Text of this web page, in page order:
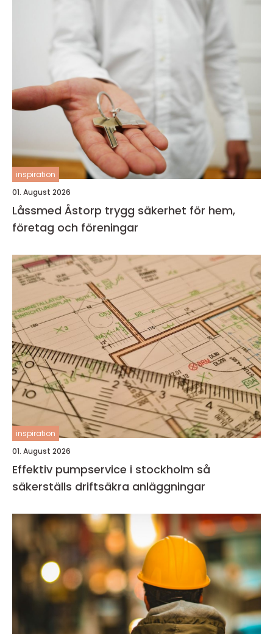
inspiration
01. August 2026
Låssmed Åstorp trygg säkerhet för hem,
företag och föreningar
inspiration
01. August 2026
Effektiv pumpservice i stockholm så
säkerställs driftsäkra anläggningar